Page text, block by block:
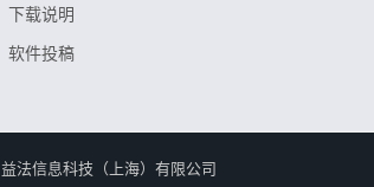
下载说明
软件投稿
益法信息科技（上海）有限公司